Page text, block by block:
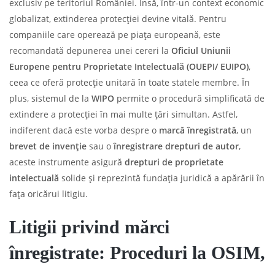
exclusiv pe teritoriul României. Însă, într-un context economic
globalizat, extinderea protecției devine vitală. Pentru
companiile care operează pe piața europeană, este
recomandată depunerea unei cereri la Oficiul Uniunii
Europene pentru Proprietate Intelectuală (OUEPI/ EUIPO),
ceea ce oferă protecție unitară în toate statele membre. În
plus, sistemul de la WIPO permite o procedură simplificată de
extindere a protecției în mai multe țări simultan. Astfel,
indiferent dacă este vorba despre o marcă înregistrată, un
brevet de invenție sau oînregistrare drepturi de autor,
aceste instrumente asigură drepturi de proprietate
intelectuală solide și reprezintă fundația juridică a apărării în
fața oricărui litigiu.
Litigii privind mărci
înregistrate: Proceduri la OSIM,